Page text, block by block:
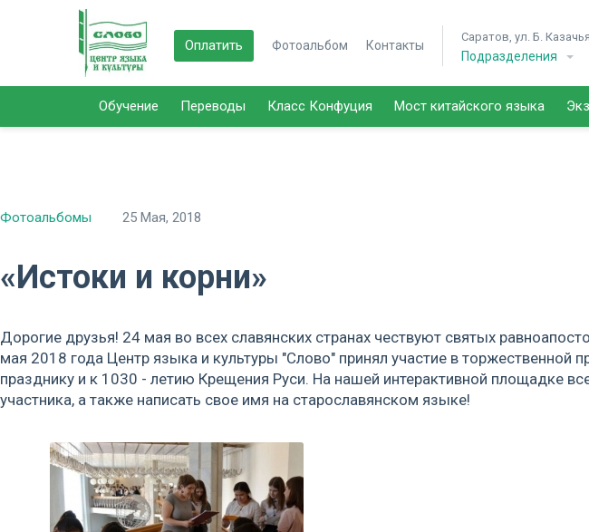
Оплатить Фотоальбом Контакты
Саратов, ул. Б.
Подразделения
Обучение Переводы Класс Конфуция Мост китайского языка
Фотоальбомы 25 Мая, 2018
«Истоки и корни»
Дорогие друзья! 24 мая во всех славянских странах чествуют святых
мая 2018 года Центр языка и культуры "Слово" принял участие в торжественной
празднику и к 1030 - летию Крещения Руси. На нашей интерактивной площадке
участника, а также написать свое имя на старославянском языке!